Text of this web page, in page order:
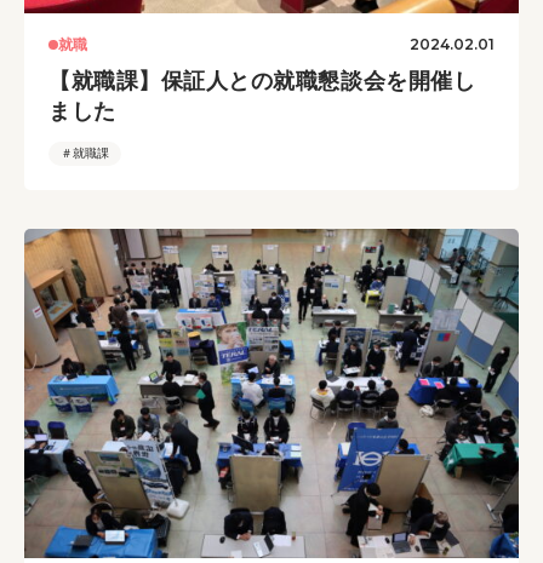
就職 2024.02.01
【就職課】保証人との就職懇談会を開催し
ました
＃就職課